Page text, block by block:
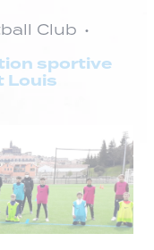
Club
sportive
Louis